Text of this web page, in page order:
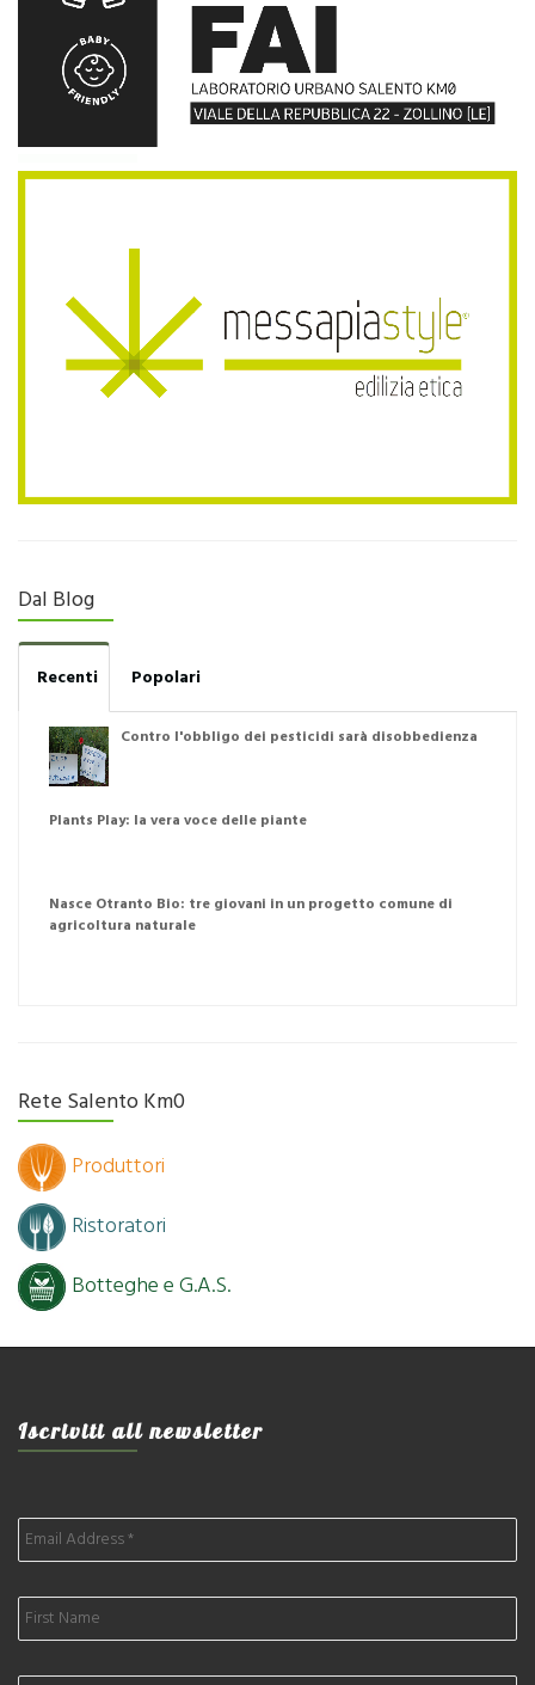
Dal Blog
Recenti Popolari
Contro l'obbligo dei pesticidi sarà disobbedienza
Plants Play: la vera voce delle piante
Nasce Otranto Bio: tre giovani in un progetto comune di
agricoltura naturale
Rete Salento Km0
Produttori
Ristoratori
Botteghe e G.A.S.
Iscriviti all newsletter